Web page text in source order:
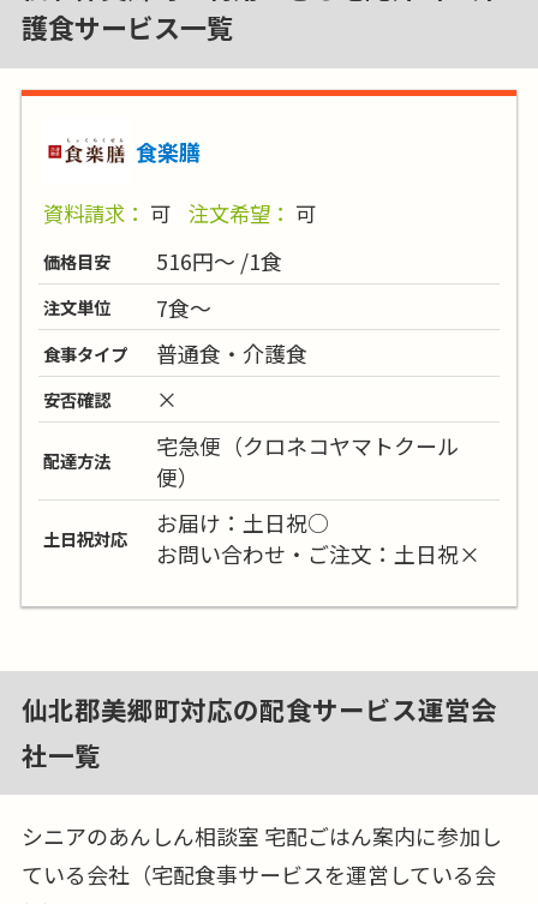
護食サービス一覧
食楽膳
資料請求： 可 注文希望： 可
価格目安 516円～ /1食
注文単位 7食～
食事タイプ 普通食・介護食
安否確認 ×
配達方法
宅急便（クロネコヤマトクール
便）
土日祝対応
お届け：土日祝○
お問い合わせ・ご注文：土日祝×
仙北郡美郷町対応の配食サービス運営会
社一覧
シニアのあんしん相談室 宅配ごはん案内に参加し
ている会社（宅配食事サービスを運営している会